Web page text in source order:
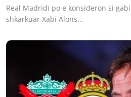
Real Madridi po e konsideron si
shkarkuar Xabi Alons...